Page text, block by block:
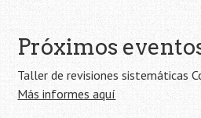
entrada
Próximos
Taller de revisiones sistemáticas
Más informes aquí